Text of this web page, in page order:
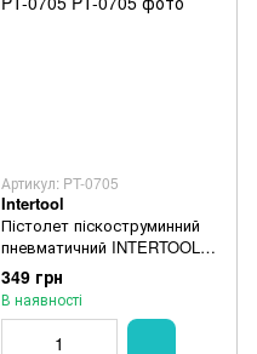
Артикул: PT-0705
Intertool
Пістолет піскоструминний
пневматичний INTERTOOL
PT-0705
349 грн
В наявності